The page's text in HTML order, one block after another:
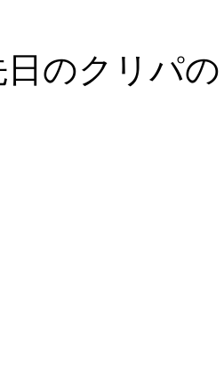
のクリパ